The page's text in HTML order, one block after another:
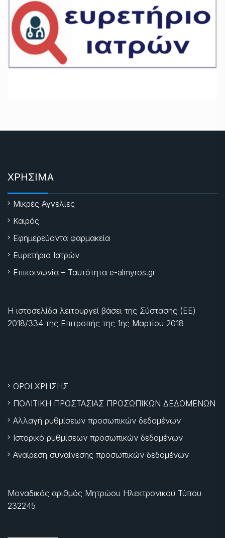
ΧΡΗΣΙΜΑ
Μικρές Αγγελίες
Καιρός
Εφημερεύοντα φαρμακεία
Ευρετήριο Ιατρών
Επικοινωνία – Ταυτότητα e-almyros.gr
Η ιστοσελίδα λειτουργεί βάσει της Σύστασης (ΕΕ)
2018/334 της Επιτροπής της 1ης Μαρτίου 2018
ΟΡΟΙ ΧΡΗΣΗΣ
ΠΟΛΙΤΙΚΗ ΠΡΟΣΤΑΣΙΑΣ ΠΡΟΣΩΠΙΚΩΝ ΔΕΔΟΜΕΝΩΝ
Αλλαγή ρυθμίσεων προσωπικών δεδομένων
Ιστορικό ρυθμίσεων προσωπικών δεδομένων
Αναίρεση συναίνεσης προσωπικών δεδομένων
Μοναδικός αριθμός Μητρώου Ηλεκτρονικού Τύπου
232245